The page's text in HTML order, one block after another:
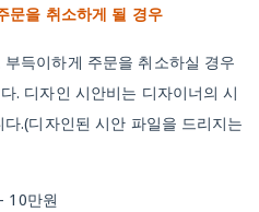
문을 취소하게 될 경우
득이하게 주문을 취소하실 경우
. 디자인 시안비는 디자이너의 시
.(디자인된 시안 파일을 드리지는
10만원